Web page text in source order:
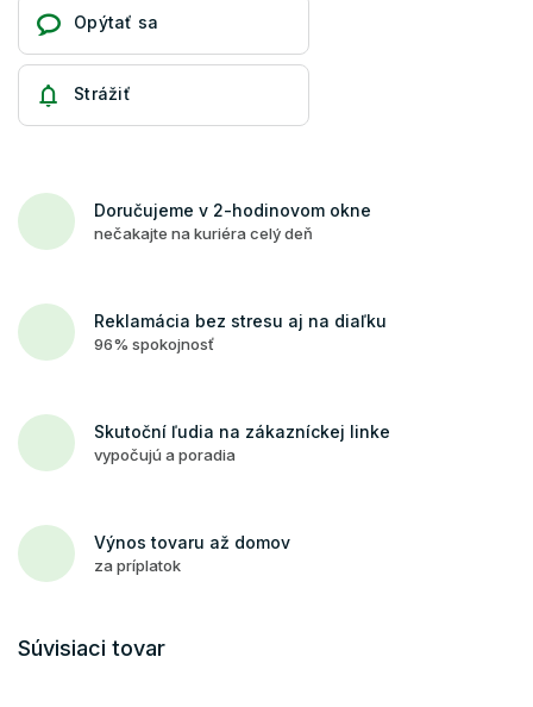
Opýtať sa
Strážiť
Doručujeme v 2-hodinovom okne
nečakajte na kuriéra celý deň
Reklamácia bez stresu aj na diaľku
96% spokojnosť
Skutoční ľudia na zákazníckej linke
vypočujú a poradia
Výnos tovaru až domov
za príplatok
Súvisiaci tovar